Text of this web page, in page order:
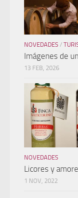
NOVEDADES /
Imágenes de
13 FEB, 2026
NOVEDADES
Licores y
1 NOV, 2022